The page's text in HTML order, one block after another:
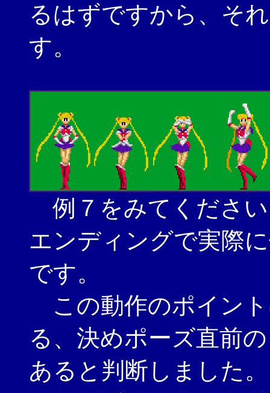
るはずですから、そ
す。
例７をみてくださ
エンディングで実際
です。
この動作のポイン
る、決めポーズ直前
あると判断しました